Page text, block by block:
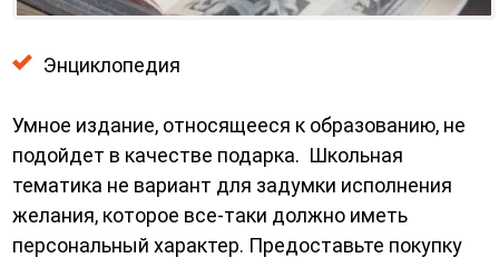
Энциклопедия
Умное издание, относящееся к образованию, не
подойдет в качестве подарка. Школьная
тематика не вариант для задумки исполнения
желания, которое все-таки должно иметь
персональный характер. Предоставьте покупку